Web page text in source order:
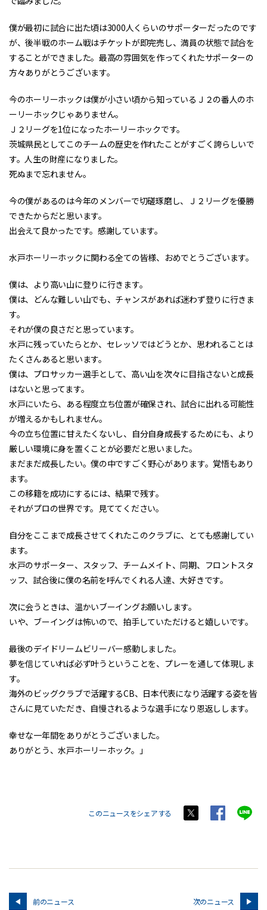
僕が最初に試合に出た頃は3000人くらいのサポーターだったのです
が、後半戦のホーム戦はチケットが即完売し、満員の状態で試合を
することができました。最高の雰囲気を作ってくれたサポーターの
方々ありがとうございます。
今のホーリーホックは僕が小さい頃から知っているＪ２の番人のホ
ーリーホックじゃありません。
Ｊ２リーグを1位になったホーリーホックです。
茨城県民としてこのチームの歴史を作れたことがすごく誇らしいで
す。人生の財産になりました。
死ぬまで忘れません。
今の僕があるのは今年のメンバーで切磋琢磨し、Ｊ２リーグを優勝
できたからだと思います。
出会えて良かったです。感謝しています。
水戸ホーリーホックに関わる全ての皆様、おめでとうございます。
僕は、より高い山に登りに行きます。
僕は、どんな難しい山でも、チャンスがあれば迷わず登りに行きま
す。
それが僕の良さだと思っています。
水戸に残っていたらとか、セレッソではどうとか、思われることは
たくさんあると思います。
僕は、プロサッカー選手として、高い山を次々に目指さないと成長
はないと思ってます。
水戸にいたら、ある程度立ち位置が確保され、試合に出れる可能性
が増えるかもしれません。
今の立ち位置に甘えたくないし、自分自身成長するためにも、より
厳しい環境に身を置くことが必要だと思いました。
まだまだ成長したい。僕の中ですごく野心があります。覚悟もあり
ます。
この移籍を成功にするには、結果で残す。
それがプロの世界です。見ててください。
自分をここまで成長させてくれたこのクラブに、とても感謝してい
ます。
水戸のサポーター、スタッフ、チームメイト、同期、フロントスタ
ッフ、試合後に僕の名前を呼んでくれる人達、大好きです。
次に会うときは、温かいブーイングお願いします。
いや、ブーイングは怖いので、拍手していただけると嬉しいです。
最後のデイドリームビリーバー感動しました。
夢を信じていれば必ず叶うということを、プレーを通して体現しま
す。
海外のビッグクラブで活躍するCB、日本代表になり活躍する姿を皆
さんに見ていただき、自慢されるような選手になり恩返しします。
幸せな一年間をありがとうございました。
ありがとう、水戸ホーリーホック。」
このニュースをシェアする
前のニュース 次のニュース